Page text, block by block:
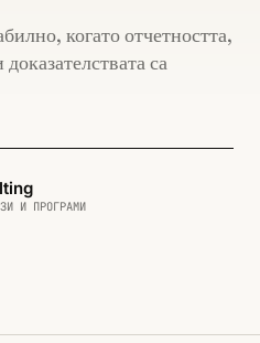
когато отчетността,
са
И ПРОГРАМИ
линк